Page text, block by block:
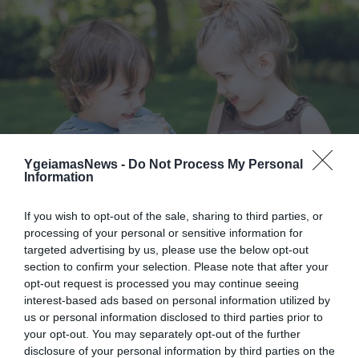
YgeiamasNews - Do Not Process My Personal
Information
If you wish to opt-out of the sale, sharing to third parties, or
processing of your personal or sensitive information for
targeted advertising by us, please use the below opt-out
section to confirm your selection. Please note that after your
opt-out request is processed you may continue seeing
interest-based ads based on personal information utilized by
us or personal information disclosed to third parties prior to
your opt-out. You may separately opt-out of the further
disclosure of your personal information by third parties on the
ΠΑΙΔΙ
πρόβλημα υπογεννητικότητας
Σοβαρό πρόβλημα υπογεννητικότητας, αντιμετωπίζει η χώρα
μας, το οποίο σύμφωνα με τα όλα τα επιστημονικά δεδομένα,
εντείνεται από το 2010 και μέχρι το 2040 θα είναι μη
αναστρέψιμο. Το πρόβλημα αυτό, σύμφωνα με το onmed.gr
εάν το συνυπολογίσει κανείς στο ήδη σοβαρότατο οικονομικό
ζήτημα που αντιμετωπίζει η χώρα μας τα τελευταία τέσσερα
χρόνια, αντιλαμβανόμαστε ότι […]
30.12.2013 13:32